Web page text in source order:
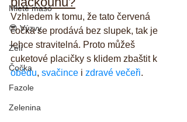
Mleté maso
😎 Výzvy
Zelí
Čočka
Fazole
Zelenina
Vzhledem k tomu, že tato červená
čočka se prodává bez slupek, tak je
lehce stravitelná. Proto můžeš
cuketové placičky s klidem zbaštit k
obědu, svačince i zdravé večeři.